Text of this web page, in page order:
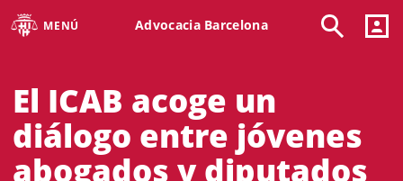
MENÚ Advocacia Barcelona
El ICAB acoge un
diálogo entre jóvenes
abogados y diputados